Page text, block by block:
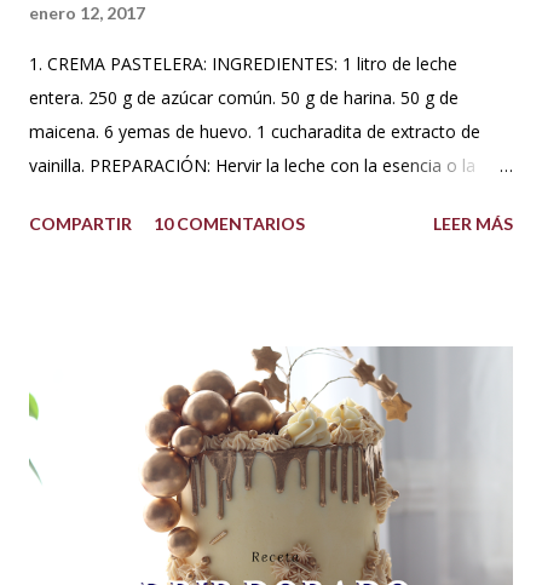
enero 12, 2017
1. CREMA PASTELERA: INGREDIENTES: 1 litro de leche
entera. 250 g de azúcar común. 50 g de harina. 50 g de
maicena. 6 yemas de huevo. 1 cucharadita de extracto de
vainilla. PREPARACIÓN: Hervir la leche con la esencia o la
con el azúcar. Reservar. Tamiza la harina con la maicena y
fuego bajo hasta que espese. No dejar de batir. Cuando haya
espesado sacar del fuego y dejar enfriar moviendo de
cuando en cuando. Se puede agregar una cucharada de
mantequilla para aportar más suavidad y sabor. Tips: Se
puede utilizar otra esencia o leche vegetal. Esta crema es
básica en la pastelería, sirve para rellenar tortas, tartas,
cakes, eclairs, cupcakes y más. Se la puede aromatizar con
COMPARTIR 10 COMENTARIOS LEER MÁS